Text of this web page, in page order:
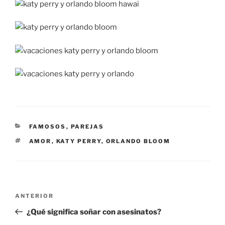
CATEGORÍAS
FAMOSOS , PAREJAS
ETIQUETAS
AMOR , KATY PERRY, ORLANDO BLOOM
entradas
Entrada
anterior:
ANTERIOR
¿Qué significa soñar con asesinatos?